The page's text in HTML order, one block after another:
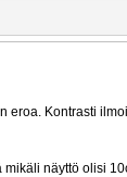
Kontrasti
näyttö olisi